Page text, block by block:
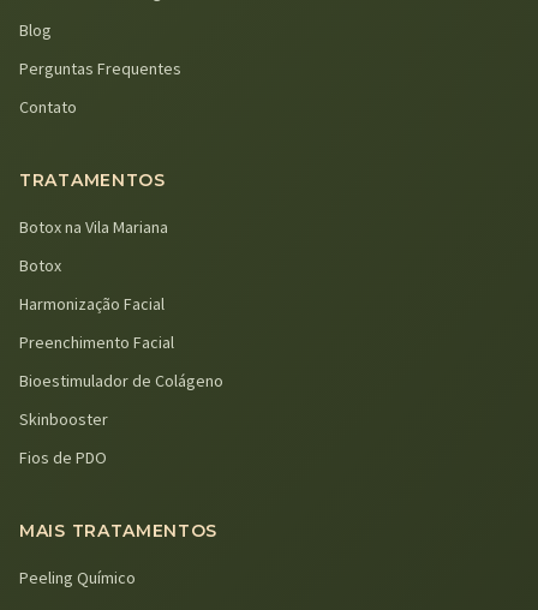
Blog
Perguntas Frequentes
Contato
TRATAMENTOS
Botox na Vila Mariana
Botox
Harmonização Facial
Preenchimento Facial
Bioestimulador de Colágeno
Skinbooster
Fios de PDO
MAIS TRATAMENTOS
Peeling Químico